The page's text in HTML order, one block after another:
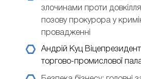
злочинами проти
позову прокурора у
провадженні
Андрій Куц
торгово-промислової